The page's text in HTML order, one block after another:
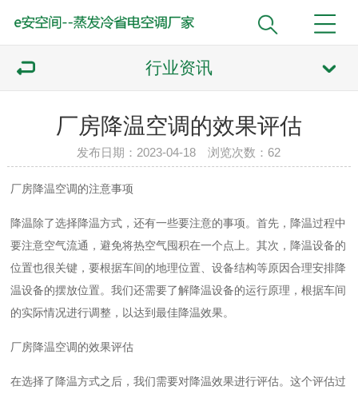
行业资讯
厂房降温空调的效果评估
发布日期：2023-04-18 浏览次数： 62
厂房降温空调的注意事项
降温除了选择降温方式，还有一些要注意的事项。首先，降温过程中
要注意空气流通，避免将热空气囤积在一个点上。其次，降温设备的
位置也很关键，要根据车间的地理位置、设备结构等原因合理安排降
温设备的摆放位置。我们还需要了解降温设备的运行原理，根据车间
的实际情况进行调整，以达到最佳降温效果。
厂房降温空调的效果评估
在选择了降温方式之后，我们需要对降温效果进行评估。这个评估过